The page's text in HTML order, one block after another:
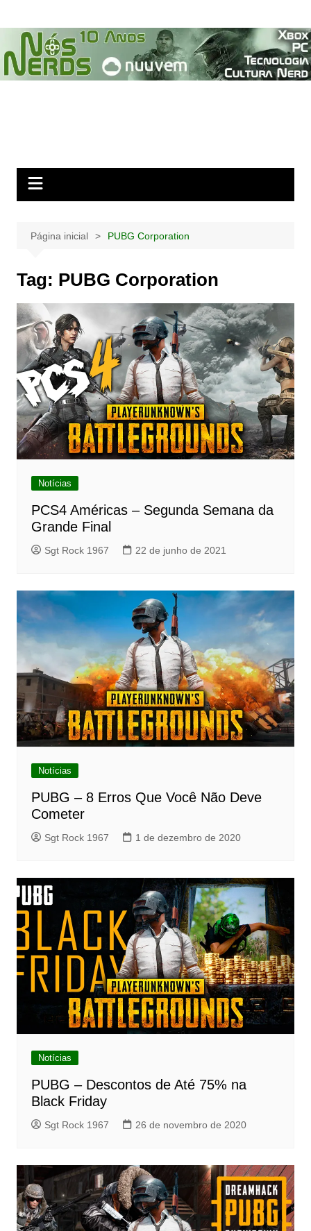
para
conteúdo
Página inicial PUBG Corporation
Tag: PUBG Corporation
Notícias
PCS4 Américas – Segunda Semana da
Grande Final
Sgt Rock 1967 22 de junho de 2021
Notícias
PUBG – 8 Erros Que Você Não Deve
Cometer
Sgt Rock 1967 1 de dezembro de 2020
Notícias
PUBG – Descontos de Até 75% na
Black Friday
Sgt Rock 1967 26 de novembro de 2020